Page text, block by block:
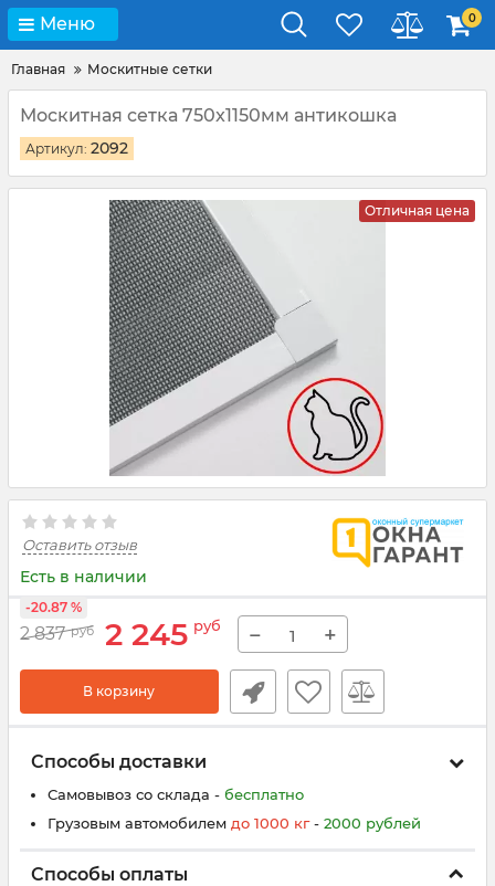
Меню 0
Главная Москитные сетки
Москитная сетка 750x1150мм антикошка
Артикул: 2092
Отличная цена
Оставить отзыв
Есть в наличии
2 837 руб 2 245 руб
-20.87 %
− +
В корзину
Способы доставки
Самовывоз со склада - бесплатно
Грузовым автомобилем до 1000 кг- 2000 рублей
Способы оплаты